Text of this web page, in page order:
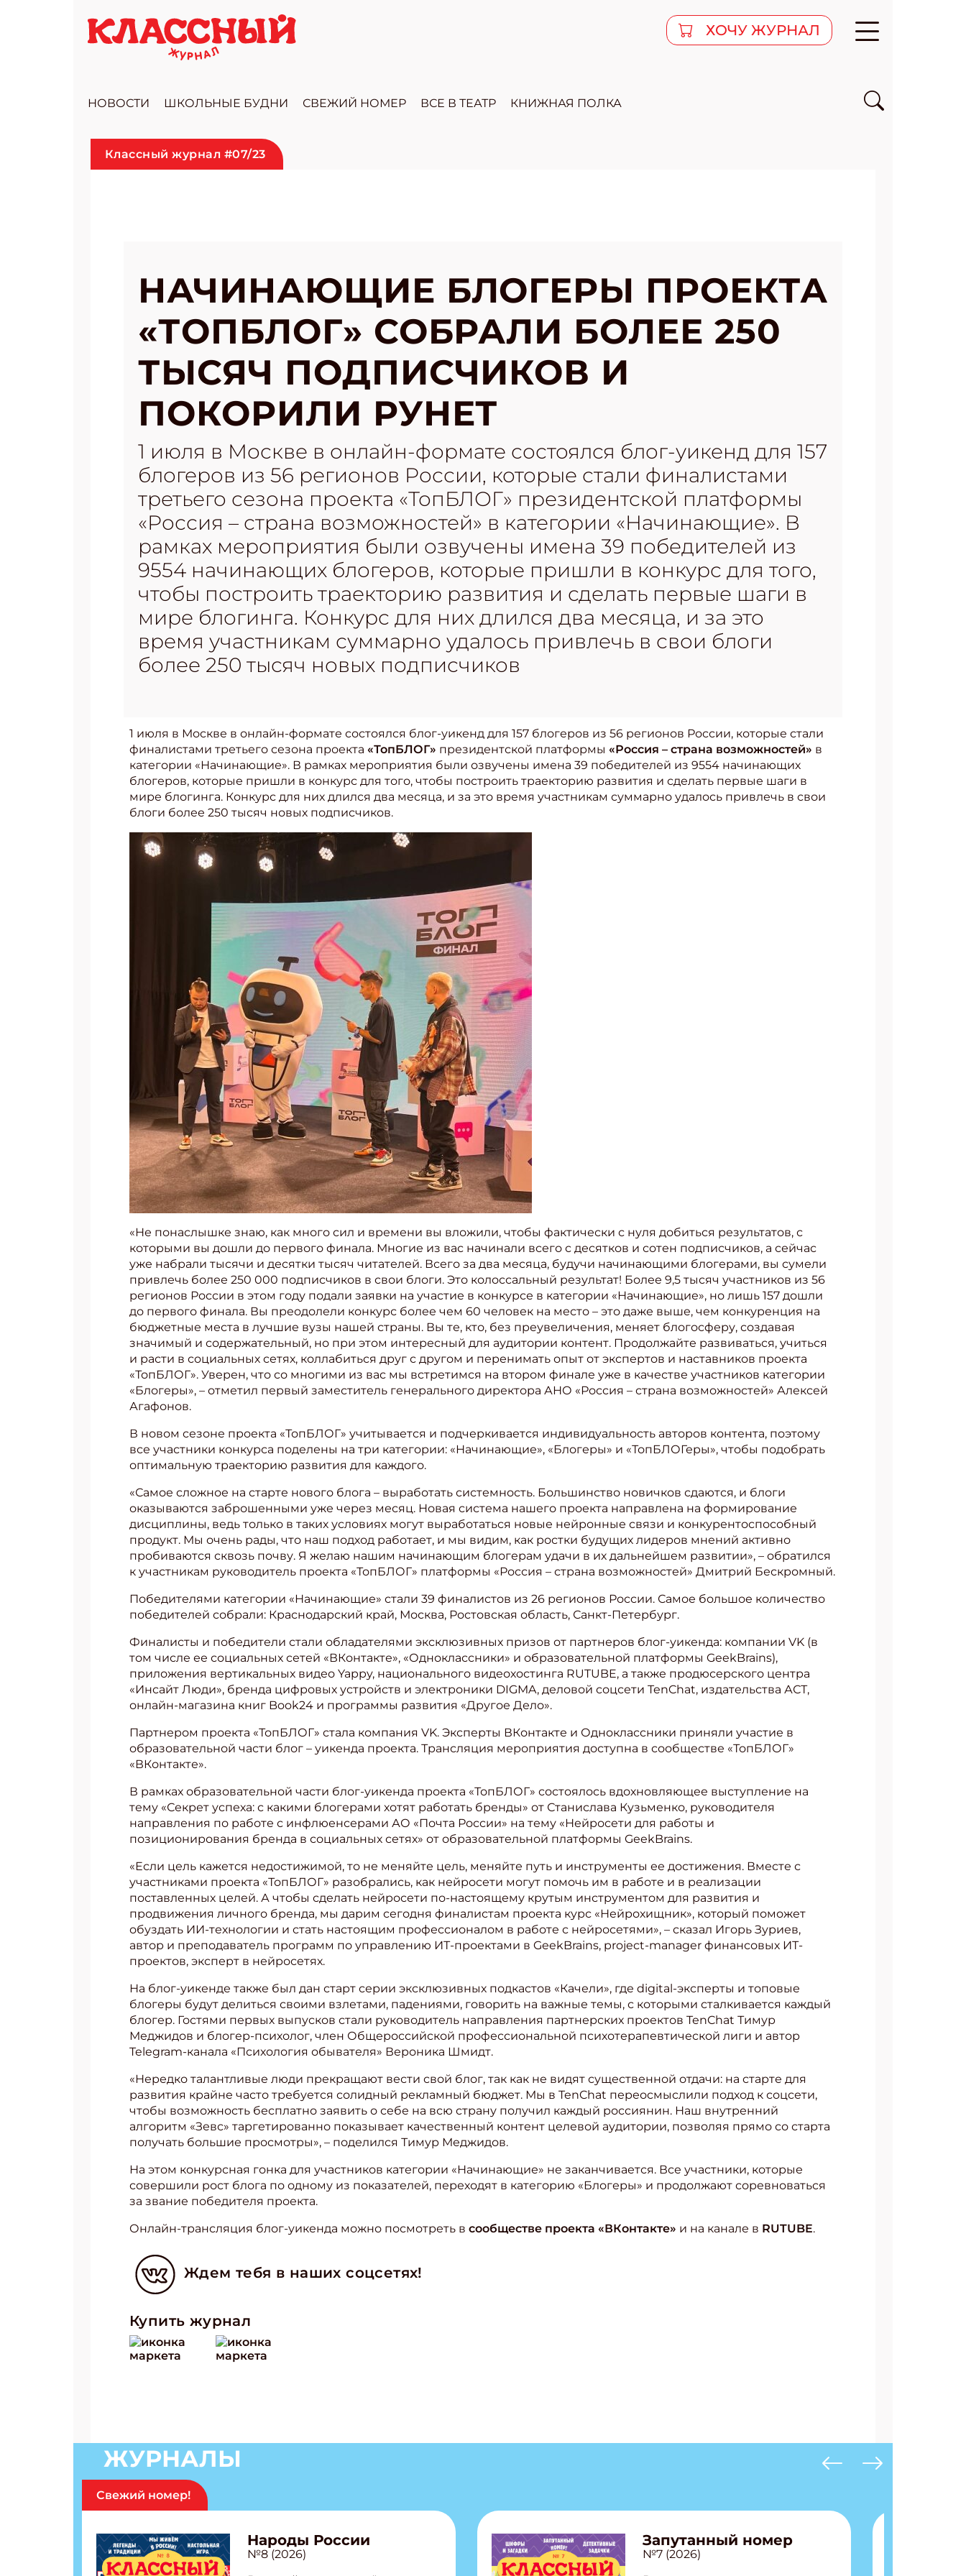
ХОЧУ ЖУРНАЛ
НОВОСТИ ШКОЛЬНЫЕ БУДНИ СВЕЖИЙ НОМЕР ВСЕ В ТЕАТР КНИЖНАЯ ПОЛКА
Классный журнал #07/23
НАЧИНАЮЩИЕ БЛОГЕРЫ ПРОЕКТА
«ТОПБЛОГ» СОБРАЛИ БОЛЕЕ 250
ТЫСЯЧ ПОДПИСЧИКОВ И
ПОКОРИЛИ РУНЕТ
1 июля в Москве в онлайн-формате состоялся блог-уикенд для 157
блогеров из 56 регионов России, которые стали финалистами
третьего сезона проекта «ТопБЛОГ» президентской платформы
«Россия – страна возможностей» в категории «Начинающие». В
рамках мероприятия были озвучены имена 39 победителей из
9554 начинающих блогеров, которые пришли в конкурс для того,
чтобы построить траекторию развития и сделать первые шаги в
мире блогинга. Конкурс для них длился два месяца, и за это
время участникам суммарно удалось привлечь в свои блоги
более 250 тысяч новых подписчиков
1 июля в Москве в онлайн-формате состоялся блог-уикенд для 157 блогеров из 56 регионов России, которые стали
финалистами третьего сезона проекта «ТопБЛОГ» президентской платформы «Россия – страна возможностей» в
категории «Начинающие». В рамках мероприятия были озвучены имена 39 победителей из 9554 начинающих
блогеров, которые пришли в конкурс для того, чтобы построить траекторию развития и сделать первые шаги в
мире блогинга. Конкурс для них длился два месяца, и за это время участникам суммарно удалось привлечь в свои
блоги более 250 тысяч новых подписчиков.
«Не понаслышке знаю, как много сил и времени вы вложили, чтобы фактически с нуля добиться результатов, с
которыми вы дошли до первого финала. Многие из вас начинали всего с десятков и сотен подписчиков, а сейчас
уже набрали тысячи и десятки тысяч читателей. Всего за два месяца, будучи начинающими блогерами, вы сумели
привлечь более 250 000 подписчиков в свои блоги. Это колоссальный результат! Более 9,5 тысяч участников из 56
регионов России в этом году подали заявки на участие в конкурсе в категории «Начинающие», но лишь 157 дошли
до первого финала. Вы преодолели конкурс более чем 60 человек на место – это даже выше, чем конкуренция на
бюджетные места в лучшие вузы нашей страны. Вы те, кто, без преувеличения, меняет блогосферу, создавая
значимый и содержательный, но при этом интересный для аудитории контент. Продолжайте развиваться, учиться
и расти в социальных сетях, коллабиться друг с другом и перенимать опыт от экспертов и наставников проекта
«ТопБЛОГ». Уверен, что со многими из вас мы встретимся на втором финале уже в качестве участников категории
«Блогеры», – отметил первый заместитель генерального директора АНО «Россия – страна возможностей» Алексей
Агафонов.
В новом сезоне проекта «ТопБЛОГ» учитывается и подчеркивается индивидуальность авторов контента, поэтому
все участники конкурса поделены на три категории: «Начинающие», «Блогеры» и «ТопБЛОГеры», чтобы подобрать
оптимальную траекторию развития для каждого.
«Самое сложное на старте нового блога – выработать системность. Большинство новичков сдаются, и блоги
оказываются заброшенными уже через месяц. Новая система нашего проекта направлена на формирование
дисциплины, ведь только в таких условиях могут выработаться новые нейронные связи и конкурентоспособный
продукт. Мы очень рады, что наш подход работает, и мы видим, как ростки будущих лидеров мнений активно
пробиваются сквозь почву. Я желаю нашим начинающим блогерам удачи в их дальнейшем развитии», – обратился
к участникам руководитель проекта «ТопБЛОГ» платформы «Россия – страна возможностей» Дмитрий Бескромный.
Победителями категории «Начинающие» стали 39 финалистов из 26 регионов России. Самое большое количество
победителей собрали: Краснодарский край, Москва, Ростовская область, Санкт-Петербург.
Финалисты и победители стали обладателями эксклюзивных призов от партнеров блог-уикенда: компании VK (в
том числе ее социальных сетей «ВКонтакте», «Одноклассники» и образовательной платформы GeekBrains),
приложения вертикальных видео Yappy, национального видеохостинга RUTUBE, а также продюсерского центра
«Инсайт Люди», бренда цифровых устройств и электроники DIGMA, деловой соцсети TenChat, издательства АСТ,
онлайн-магазина книг Book24 и программы развития «Другое Дело».
Партнером проекта «ТопБЛОГ» стала компания VK. Эксперты ВКонтакте и Одноклассники приняли участие в
образовательной части блог – уикенда проекта. Трансляция мероприятия доступна в сообществе «ТопБЛОГ»
«ВКонтакте».
В рамках образовательной части блог-уикенда проекта «ТопБЛОГ» состоялось вдохновляющее выступление на
тему «Секрет успеха: с какими блогерами хотят работать бренды» от Станислава Кузьменко, руководителя
направления по работе с инфлюенсерами АО «Почта России» на тему «Нейросети для работы и
позиционирования бренда в социальных сетях» от образовательной платформы GeekBrains.
«Если цель кажется недостижимой, то не меняйте цель, меняйте путь и инструменты ее достижения. Вместе с
участниками проекта «ТопБЛОГ» разобрались, как нейросети могут помочь им в работе и в реализации
поставленных целей. А чтобы сделать нейросети по-настоящему крутым инструментом для развития и
продвижения личного бренда, мы дарим сегодня финалистам проекта курс «Нейрохищник», который поможет
обуздать ИИ-технологии и стать настоящим профессионалом в работе с нейросетями», – сказал Игорь Зуриев,
автор и преподаватель программ по управлению ИТ-проектами в GeekBrains, project-manager финансовых ИТ-
проектов, эксперт в нейросетях.
На блог-уикенде также был дан старт серии эксклюзивных подкастов «Качели», где digital-эксперты и топовые
блогеры будут делиться своими взлетами, падениями, говорить на важные темы, с которыми сталкивается каждый
блогер. Гостями первых выпусков стали руководитель направления партнерских проектов TenChat Тимур
Меджидов и блогер-психолог, член Общероссийской профессиональной психотерапевтической лиги и автор
Telegram-канала «Психология обывателя» Вероника Шмидт.
«Нередко талантливые люди прекращают вести свой блог, так как не видят существенной отдачи: на старте для
развития крайне часто требуется солидный рекламный бюджет. Мы в TenChat переосмыслили подход к соцсети,
чтобы возможность бесплатно заявить о себе на всю страну получил каждый россиянин. Наш внутренний
алгоритм «Зевс» таргетированно показывает качественный контент целевой аудитории, позволяя прямо со старта
получать большие просмотры», – поделился Тимур Меджидов.
На этом конкурсная гонка для участников категории «Начинающие» не заканчивается. Все участники, которые
совершили рост блога по одному из показателей, переходят в категорию «Блогеры» и продолжают соревноваться
за звание победителя проекта.
Онлайн-трансляция блог-уикенда можно посмотреть в сообществе проекта «ВКонтакте» и на канале в RUTUBE.
Ждем тебя в наших соцсетях!
Купить журнал
ЖУРНАЛЫ
Свежий номер!
Народы России
№8 (2026)
Запутанный номер
№7 (2026)